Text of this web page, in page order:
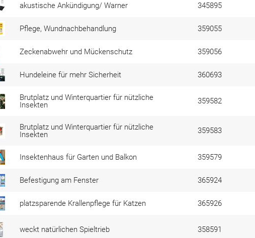
akustische Ankündigung/ Warner 345895
Pflege, Wundnachbehandlung 359055
Zeckenabwehr und Mückenschutz 359056
Hundeleine für mehr Sicherheit 360693
Brutplatz und Winterquartier für nützliche
Insekten
359582
Brutplatz und Winterquartier für nützliche
Insekten
359583
Insektenhaus für Garten und Balkon 359579
Befestigung am Fenster 365924
platzsparende Krallenpflege für Katzen 365926
weckt natürlichen Spieltrieb 358591